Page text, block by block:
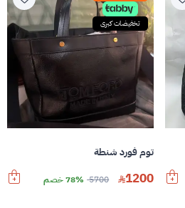
تخفيضات كبرى
توم فورد شنطة
1200
5700 78% خصم